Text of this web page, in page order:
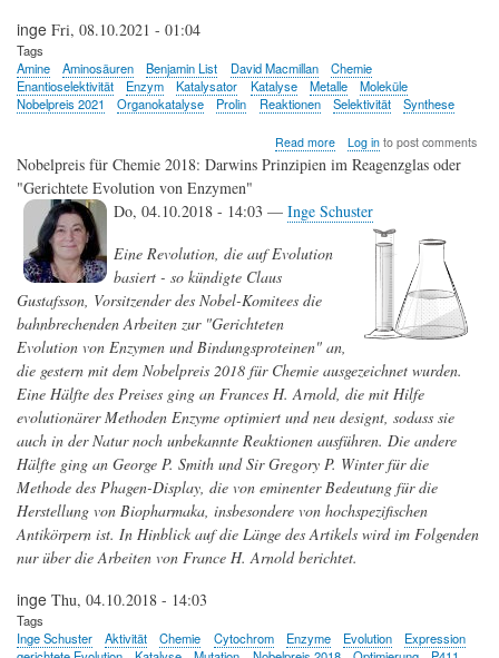
inge Fri, 08.10.2021 - 01:04
Tags
Amine
Aminosäuren Benjamin List David Macmillan
Chemie
Enantioselektivität
Enzym Katalysator Katalyse Metalle
Moleküle
Nobelpreis 2021
Organokatalyse Prolin Reaktionen Selektivität Synthese
Read moreabout
Leben
Katalyse
Organokatalyse
und
breit
anwendbare
Synthesemethode
Log into post comments
Nobelpreis für Chemie 2018: Darwins Prinzipien im Reagenzglas oder
"Gerichtete Evolution von Enzymen"
Do, 04.10.2018 - 14:03 — Inge Schuster
Eine Revolution, die auf Evolution
basiert - so kündigte Claus
Gustafsson, Vorsitzender des Nobel-Komitees die
bahnbrechenden Arbeiten zur "Gerichteten
Evolution von Enzymen und Bindungsproteinen" an,
die gestern mit dem Nobelpreis 2018 für Chemie ausgezeichnet wurden.
Eine Hälfte des Preises ging an Frances H. Arnold, die mit Hilfe
evolutionärer Methoden Enzyme optimiert und neu designt, sodass sie
auch in der Natur noch unbekannte Reaktionen ausführen. Die andere
Hälfte ging an George P. Smith und Sir Gregory P. Winter für die
Methode des Phagen-Display, die von eminenter Bedeutung für die
Herstellung von Biopharmaka, insbesondere von hochspezifischen
Antikörpern ist. In Hinblick auf die Länge des Artikels wird im Folgenden
nur über die Arbeiten von France H. Arnold berichtet.
inge Thu, 04.10.2018 - 14:03
Tags
Inge Schuster
Aktivität Chemie Cytochrom Enzyme Evolution
Expression